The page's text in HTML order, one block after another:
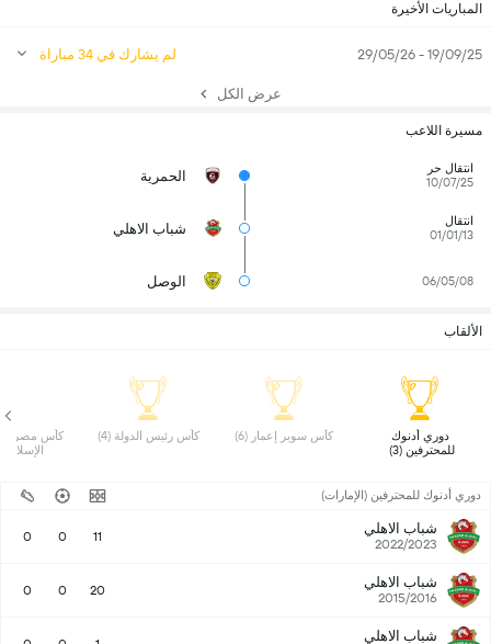
المباريات الأخيرة
19/09/25 - 29/05/26 لم يشارك في 34 مباراة
عرض الكل
مسيرة اللاعب
انتقال حر
10/07/25
الحمرية
انتقال
01/01/13
شباب الاهلي
06/05/08 الوصل
الألقاب
للمحترفين (3)
كأس سوبر إعمار (6)
كأس رئيس الدولة (4)
الإسلامي
دوري أدنوك للمحترفين (الإمارات)
شباب الاهلي
2022/2023
11
0
0
شباب الاهلي
2015/2016
20
0
0
شباب الاهلي